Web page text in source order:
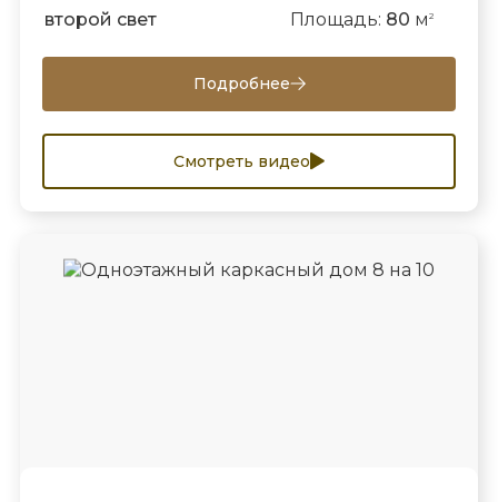
второй свет
Площадь: 80 м 2
Подробнее
Смотреть видео